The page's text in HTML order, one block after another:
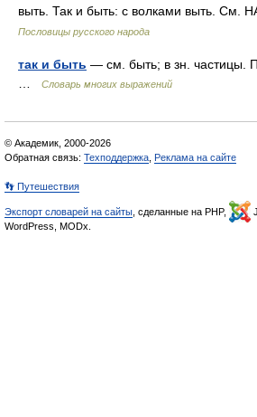
выть. Так и быть: с волками выть.
Пословицы русского народа
так и быть — см. быть; в зн. частицы.
Словарь многих выражений
© Академик, 2000-2026
Обратная связь: Техподдержка Реклама на сайте
👣 Путешествия
Экспорт словарей на сайты , сделанные на PHP,
WordPress, MODx.